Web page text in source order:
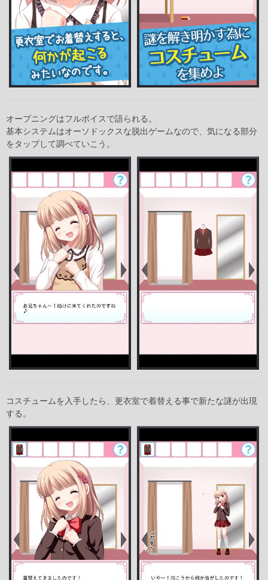
オープニングはフルボイスで語られる。
基本システムはオーソドックスな脱出ゲームなので、気になる部分
をタップして調べていこう。
コスチュームを入手したら、更衣室で着替える事で新たな謎が出現
する。